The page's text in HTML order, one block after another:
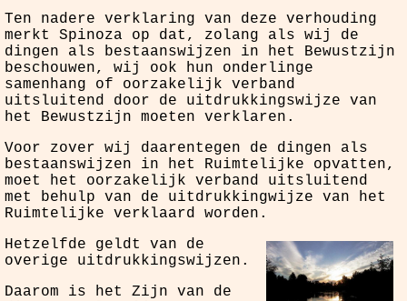
Ten nadere verklaring van deze verhouding
merkt Spinoza op dat, zolang als wij de
dingen als bestaanswijzen in het Bewustzijn
beschouwen, wij ook hun onderlinge
samenhang of oorzakelijk verband
uitsluitend door de uitdrukkingswijze van
het Bewustzijn moeten verklaren.
Voor zover wij daarentegen de dingen als
bestaanswijzen in het Ruimtelijke opvatten,
moet het oorzakelijk verband uitsluitend
met behulp van de uitdrukkingwijze van het
Ruimtelijke verklaard worden.
Hetzelfde geldt van de
overige uitdrukkingswijzen.
Daarom is het Zijn van de